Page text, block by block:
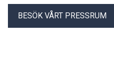
BESÖK VÅRT PRESSRUM